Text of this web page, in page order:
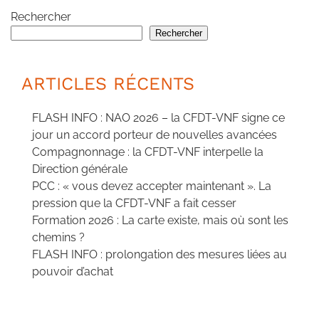
Rechercher
Rechercher
ARTICLES RÉCENTS
FLASH INFO : NAO 2026 – la CFDT-VNF signe ce
jour un accord porteur de nouvelles avancées
Compagnonnage : la CFDT-VNF interpelle la
Direction générale
PCC : « vous devez accepter maintenant ». La
pression que la CFDT-VNF a fait cesser
Formation 2026 : La carte existe, mais où sont les
chemins ?
FLASH INFO : prolongation des mesures liées au
pouvoir d’achat